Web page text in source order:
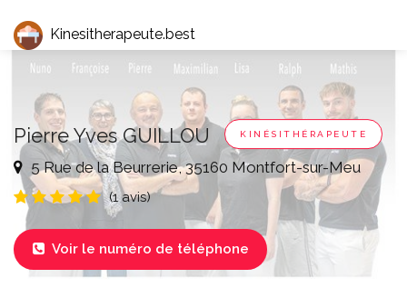
Kinesitherapeute.best
Pierre Yves GUILLOU KINÉSITHÉRAPEUTE
5 Rue de la Beurrerie, 35160 Montfort-sur-Meu
(1 avis)
 Voir le numéro de téléphone